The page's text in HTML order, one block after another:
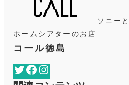
ソニーと
ホームシアターのお店
コール徳島
TwitterFacebook